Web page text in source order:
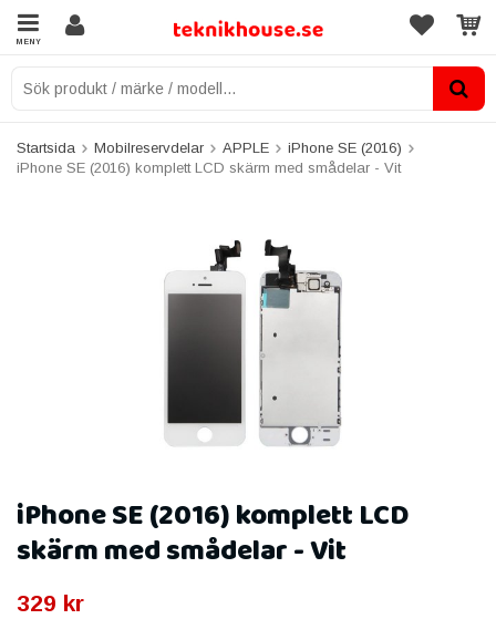
MENY
Startsida Mobilreservdelar APPLE
iPhone SE (2016)
iPhone SE (2016) komplett LCD skärm med smådelar - Vit
iPhone SE (2016) komplett LCD
skärm med smådelar - Vit
329 kr